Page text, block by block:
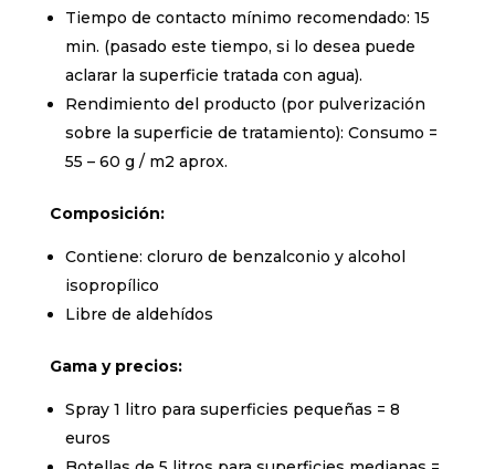
Tiempo de contacto mínimo recomendado: 15
min. (pasado este tiempo, si lo desea puede
aclarar la superficie tratada con agua).
Rendimiento del producto (por pulverización
sobre la superficie de tratamiento): Consumo =
55 – 60 g / m2 aprox.
Composición:
Contiene: cloruro de benzalconio y alcohol
isopropílico
Libre de aldehídos
Gama y precios:
Spray 1 litro para superficies pequeñas = 8
euros